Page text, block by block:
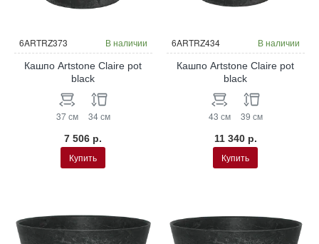
6ARTRZ373 В наличии
Кашпо Artstone Claire pot
black
37 см 34 см
7 506 р.
Купить
6ARTRZ434 В наличии
Кашпо Artstone Claire pot
black
43 см 39 см
11 340 р.
Купить